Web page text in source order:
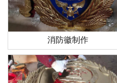
消防徽制作